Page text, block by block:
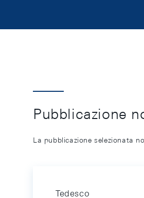
Pubblicazione
La pubblicazione selezionata
Tedesco